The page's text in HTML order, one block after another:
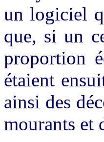
un logiciel
que, si un
proportion
étaient
ainsi des
mourants et